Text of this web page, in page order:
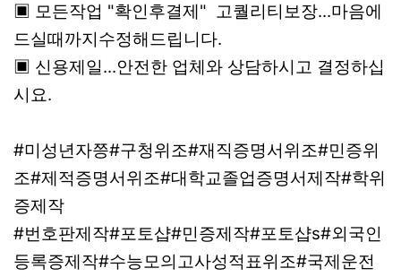
▣ 모든작업 "확인후결제" 고퀄리티보장...마음에
드실때까지수정해드립니다.
▣ 신용제일...안전한 업체와 상담하시고 결정하십
시요.
#미성년자쯩#구청위조#재직증명서위조#민증위
조#제적증명서위조#대학교졸업증명서제작#학위
증제작
#번호판제작#포토샵#민증제작#포토샵s#외국인
등록증제작#수능모의고사성적표위조#국제운전